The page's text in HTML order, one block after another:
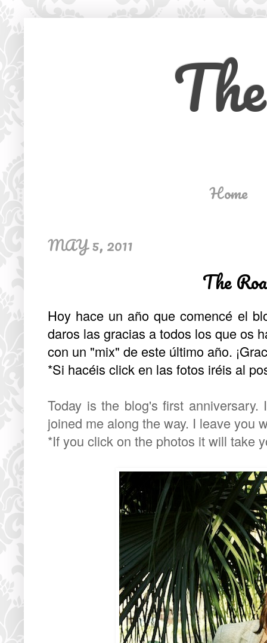
Home
MAY 5, 2011
The
Hoy hace un año que comencé el
daros las gracias a todos los que os
con un "mix" de este último año.
*Si hacéis click en las fotos iréis al
Today is the blog's first
joined me along the way. I leave you
*If you click on the photos it will take